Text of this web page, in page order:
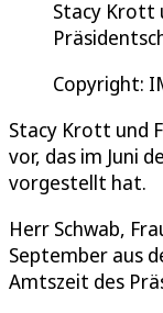
Stacy Krott
Copyright:
Stacy Krott und
vor, das im Juni
vorgestellt hat.
Herr Schwab,
September aus
Amtszeit des